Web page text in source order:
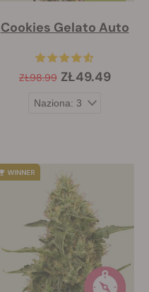
Cookies Gelato Auto
ZŁ98.99 ZŁ49.49